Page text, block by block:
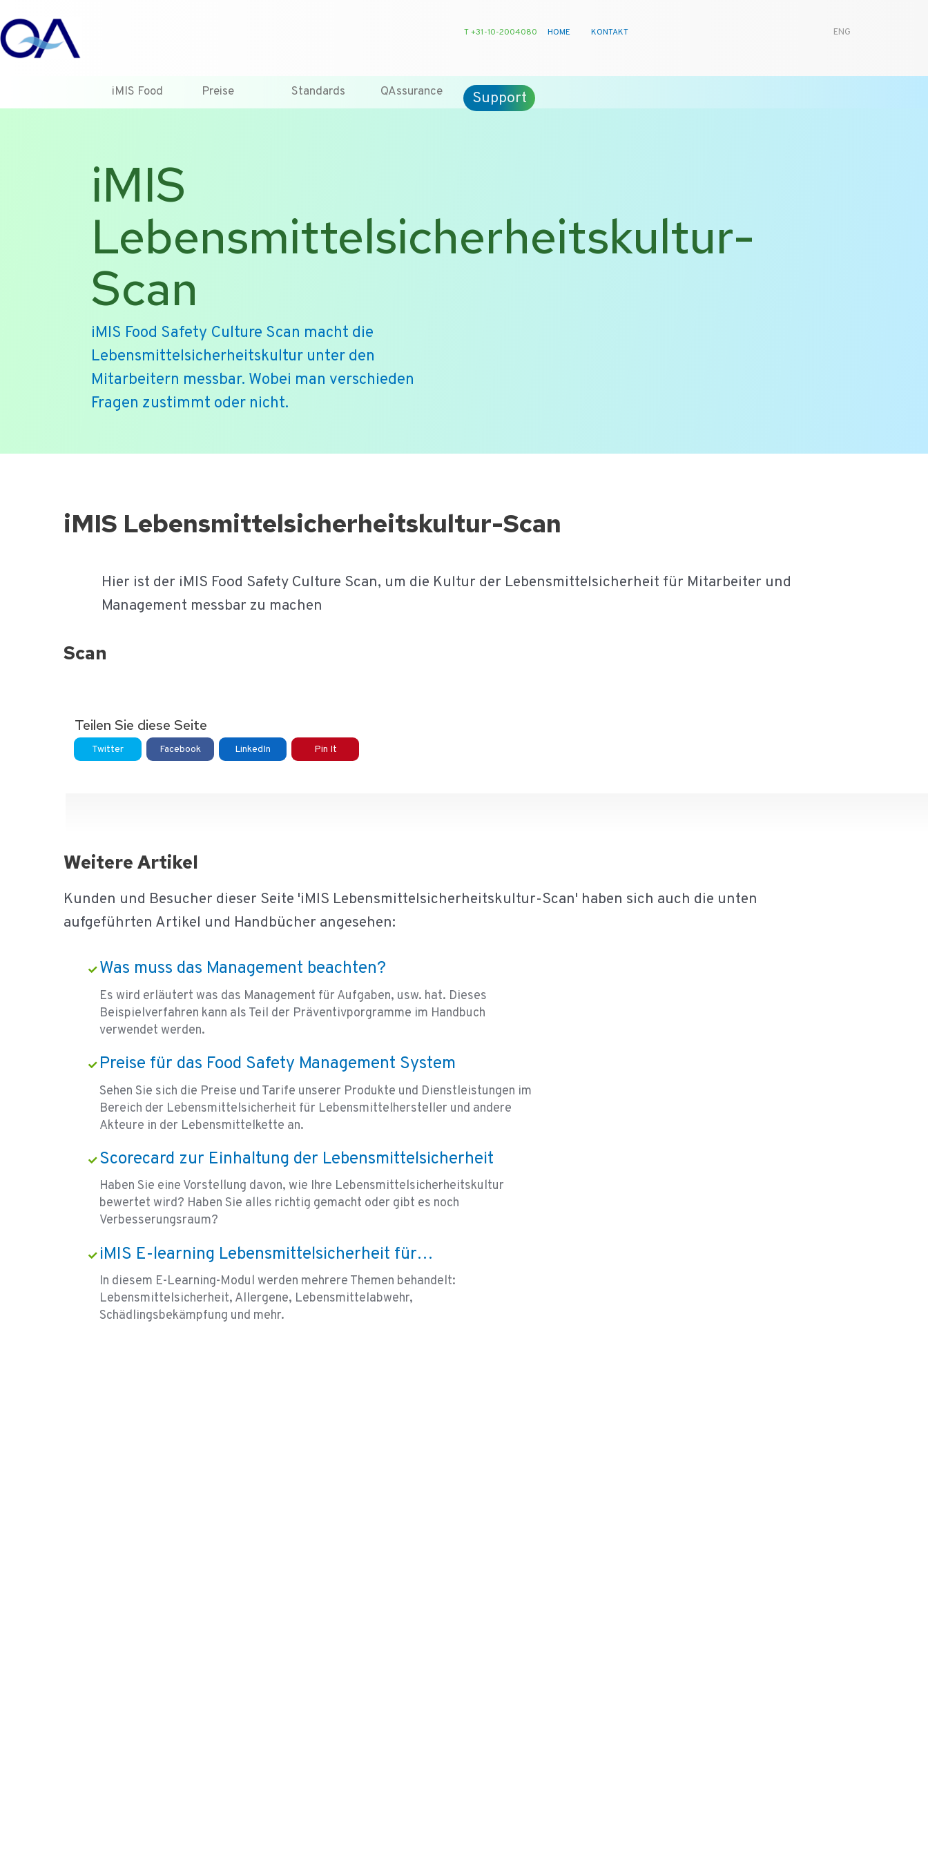
T +31-10-2004080 HOME KONTAKT ENG
iMIS Food Preise Standards QAssurance Support
iMIS
Lebensmittelsicherheitskultur-
Scan
iMIS Food Safety Culture Scan macht die
Lebensmittelsicherheitskultur unter den
Mitarbeitern messbar. Wobei man verschieden
Fragen zustimmt oder nicht.
iMIS Lebensmittelsicherheitskultur-Scan
Hier ist der iMIS Food Safety Culture Scan, um die Kultur der Lebensmittelsicherheit für Mitarbeiter und
Management messbar zu machen
Scan
Teilen Sie diese Seite
Twitter Facebook LinkedIn Pin It
Weitere Artikel
Kunden und Besucher dieser Seite 'iMIS Lebensmittelsicherheitskultur-Scan' haben sich auch die unten
aufgeführten Artikel und Handbücher angesehen:
Was muss das Management beachten?
Es wird erläutert was das Management für Aufgaben, usw. hat. Dieses
Beispielverfahren kann als Teil der Präventivporgramme im Handbuch
verwendet werden.
Preise für das Food Safety Management System
Sehen Sie sich die Preise und Tarife unserer Produkte und Dienstleistungen im
Bereich der Lebensmittelsicherheit für Lebensmittelhersteller und andere
Akteure in der Lebensmittelkette an.
Scorecard zur Einhaltung der Lebensmittelsicherheit
Haben Sie eine Vorstellung davon, wie Ihre Lebensmittelsicherheitskultur
bewertet wird? Haben Sie alles richtig gemacht oder gibt es noch
Verbesserungsraum?
iMIS E-learning Lebensmittelsicherheit für…
In diesem E-Learning-Modul werden mehrere Themen behandelt:
Lebensmittelsicherheit, Allergene, Lebensmittelabwehr,
Schädlingsbekämpfung und mehr.